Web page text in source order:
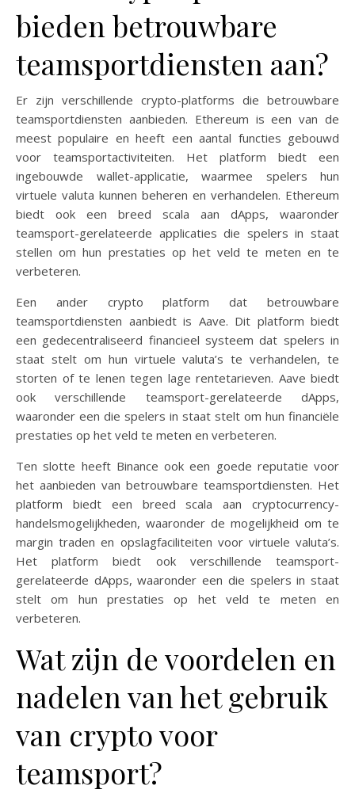
bieden betrouwbare
teamsportdiensten aan?
Er zijn verschillende crypto-platforms die betrouwbare
teamsportdiensten aanbieden. Ethereum is een van de
meest populaire en heeft een aantal functies gebouwd
voor teamsportactiviteiten. Het platform biedt een
ingebouwde wallet-applicatie, waarmee spelers hun
virtuele valuta kunnen beheren en verhandelen. Ethereum
biedt ook een breed scala aan dApps, waaronder
teamsport-gerelateerde applicaties die spelers in staat
stellen om hun prestaties op het veld te meten en te
verbeteren.
Een ander crypto platform dat betrouwbare
teamsportdiensten aanbiedt is Aave. Dit platform biedt
een gedecentraliseerd financieel systeem dat spelers in
staat stelt om hun virtuele valuta’s te verhandelen, te
storten of te lenen tegen lage rentetarieven. Aave biedt
ook verschillende teamsport-gerelateerde dApps,
waaronder een die spelers in staat stelt om hun financiële
prestaties op het veld te meten en verbeteren.
Ten slotte heeft Binance ook een goede reputatie voor
het aanbieden van betrouwbare teamsportdiensten. Het
platform biedt een breed scala aan cryptocurrency-
handelsmogelijkheden, waaronder de mogelijkheid om te
margin traden en opslagfaciliteiten voor virtuele valuta’s.
Het platform biedt ook verschillende teamsport-
gerelateerde dApps, waaronder een die spelers in staat
stelt om hun prestaties op het veld te meten en
verbeteren.
Wat zijn de voordelen en
nadelen van het gebruik
van crypto voor
teamsport?